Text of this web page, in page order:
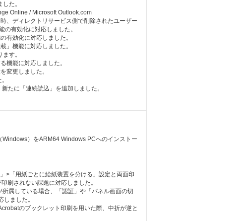
た。
Online / Microsoft Outlook.com
、ディレクトリサービス側で削除されたユーザー
の有効化に対応しました。
有効化に対応しました。
」機能に対応しました。
す。
機能に対応しました。
変更しました。
たに「連続読込」を追加しました。
Windows）をARM64 Windows PCへのインストー
>「用紙ごとに給紙装置を分ける」設定と両面印
刷されない課題に対応しました。
属している場合、「認証」や「パネル画面の切
ました。
のブックレット印刷を用いた際、中折が逆と